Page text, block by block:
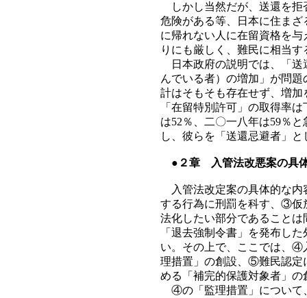
しかし当然だが、送還を拒
危険がある等、日本に住ま
に帰れない人に在留資格を
りにも厳しく、難民に相当
日本政府の説明では、「送
んでいる者）の増加」が問
計はそもそも存在せず、増
「在留特別許可」の取得率
は52％、二〇一八年は59％
し、彼らを「送還忌避者」
●２章 入管法改悪案の具
入管法改定案の具体的な
する行為に刑罰を科す、③仮
法化したい部分であること
「退去強制令書」を発布し
い。その上で、ここでは、④
理措置」の創設、⑤難民認定
める「補完的保護対象者」
④の「監理措置」について